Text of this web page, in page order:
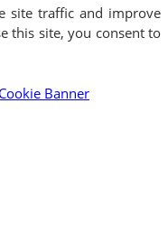
site traffic and improve
this site, you consent to
Banner